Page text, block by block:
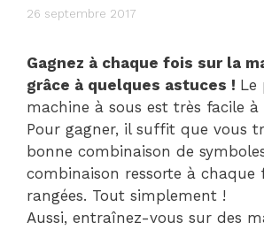
26 septembre 2017
Gagnez à chaque fois sur la
grâce à quelques astuces ! Le
machine à sous est très facile à
Pour gagner, il suffit que vous
bonne combinaison de
combinaison ressorte à chaque
rangées. Tout simplement !
Aussi, entraînez-vous sur des